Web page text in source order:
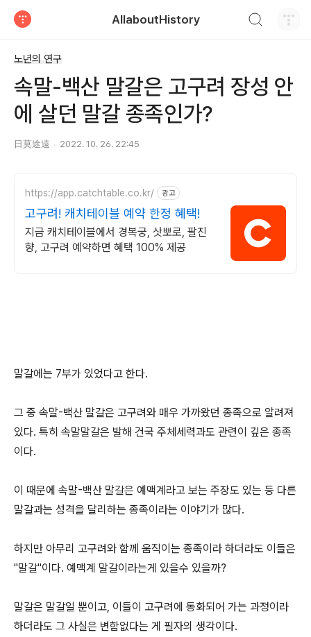
AllaboutHistory
노년의 연구
속말-백산 말갈은 고구려 장성 안
에 살던 말갈 종족인가?
日莫途遠 2022. 10. 26. 22:45
https://app.catchtable.co.kr/ 광고
고구려! 캐치테이블 예약 한정 혜택!
지금 캐치테이블에서 경복궁, 삿뽀로, 팔진
향, 고구려 예약하면 혜택 100% 제공
말갈에는 7부가 있었다고 한다.
그 중 속말-백산 말갈은 고구려와 매우 가까왔던 종족으로 알려져
있다. 특히 속말말갈은 발해 건국 주체세력과도 관련이 깊은 종족
이다.
이 때문에 속말-백산 말갈은 예맥계라고 보는 주장도 있는 등 다른
말갈과는 성격을 달리하는 종족이라는 이야기가 많다.
하지만 아무리 고구려와 함께 움직이는 종족이라 하더라도 이들은
"말갈"이다. 예맥계 말갈이라는게 있을수 있을까?
말갈은 말갈일 뿐이고, 이들이 고구려에 동화되어 가는 과정이라
하더라도 그 사실은 변함없다는 게 필자의 생각이다.